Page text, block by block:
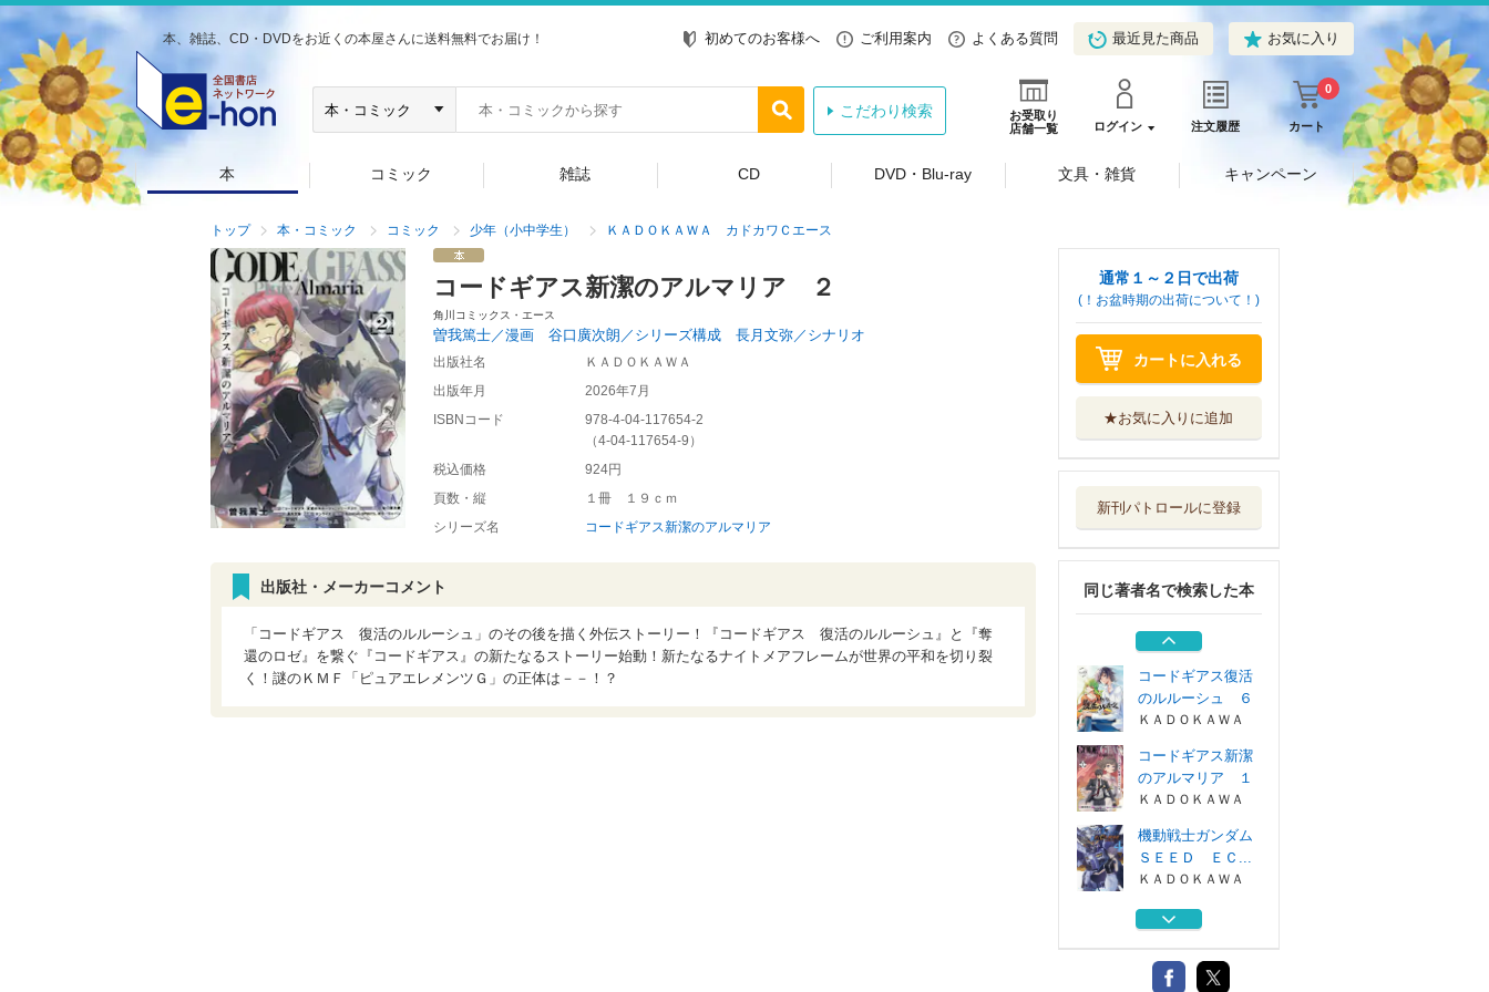
本、雑誌、CD・DVDをお近くの本屋さんに送料無料でお届け！ 初めてのお客様へ ご利用案内 よくある質問 最近見た商品 お気に入り
お受取り
店舗一覧
ログイン 注文履歴 カート
0
こだわり検索
本 コミック 雑誌 CD DVD・Blu-ray 文具・雑貨 キャンペーン
トップ 本・コミック コミック 少年（小中学生） ＫＡＤＯＫＡＷＡ カドカワＣエース
コードギアス新潔のアルマリア ２
角川コミックス・エース
曽我篤士／漫画 谷口廣次朗／シリーズ構成 長月文弥／シナリオ
出版社名
ＫＡＤＯＫＡＷＡ
出版年月
2026年7月
ISBNコード
978-4-04-117654-2
（4-04-117654-9 ）
税込価格
924円
頁数・縦
１冊 １９ｃｍ
シリーズ名
コードギアス新潔のアルマリア
出版社・メーカーコメント
「コードギアス 復活のルルーシュ」のその後を描く外伝ストーリー！『コードギアス 復活のルルーシュ』と『奪
還のロゼ』を繋ぐ『コードギアス』の新たなるストーリー始動！新たなるナイトメアフレームが世界の平和を切り裂
く！謎のＫＭＦ「ピュアエレメンツＧ」の正体は－－！？
通常１～２日で出荷
(！お盆時期の出荷について！)
カートに入れる
★お気に入りに追加
新刊パトロールに登録
同じ著者名で検索した本
機動戦士ガンダム
ＳＥＥＤ ＥＣ...
コードギアス復活
ＫＡＤＯＫＡＷＡ
コードギアス復活
のルルーシュ ...
ＫＡＤＯＫＡＷＡ
コードギアス復活
のルルーシュ ６
ＫＡＤＯＫＡＷＡ
コードギアス新潔
のアルマリア １
ＫＡＤＯＫＡＷＡ
機動戦士ガンダム
ＳＥＥＤ ＥＣ...
ＫＡＤＯＫＡＷＡ
コードギアス復活
ＫＡＤＯＫＡＷＡ